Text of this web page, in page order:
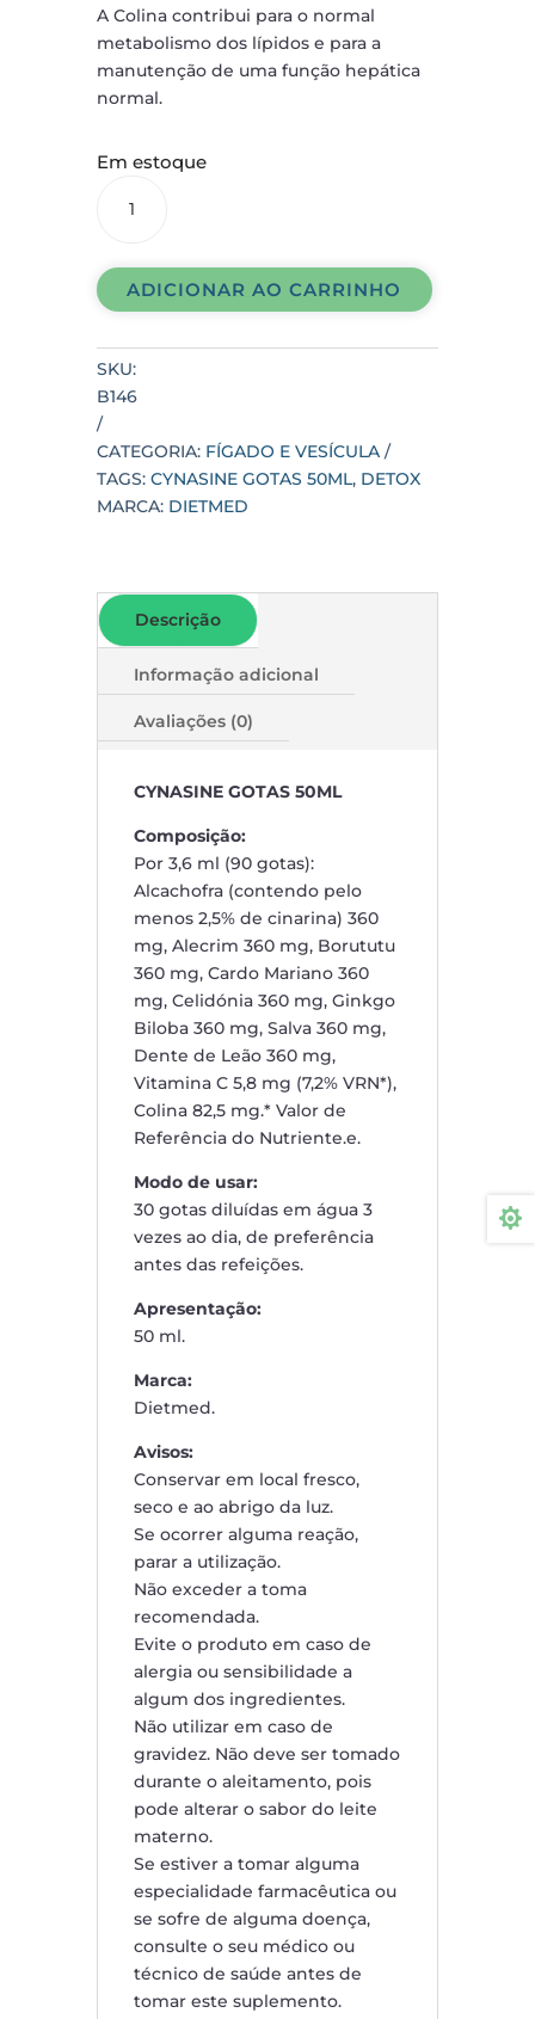
A Colina contribui para o normal
metabolismo dos lípidos e para a
manutenção de uma função hepática
normal.
Em estoque
GOTAS
quantidade
ADICIONAR AO CARRINHO
SKU:
B146
CATEGORIA: FÍGADO E VESÍCULA
TAGS: CYNASINE GOTAS 50ML, DETOX
MARCA: DIETMED
Descrição
Informação adicional
Avaliações (0)
CYNASINE GOTAS 50ML
Composição:
Por 3,6 ml (90 gotas):
Alcachofra (contendo pelo
menos 2,5% de cinarina) 360
mg, Alecrim 360 mg, Borututu
360 mg, Cardo Mariano 360
mg, Celidónia 360 mg, Ginkgo
Biloba 360 mg, Salva 360 mg,
Dente de Leão 360 mg,
Vitamina C 5,8 mg (7,2% VRN*),
Colina 82,5 mg.* Valor de
Referência do Nutriente.e.
Modo de usar:
30 gotas diluídas em água 3
vezes ao dia, de preferência
antes das refeições.
Apresentação:
50 ml.
Marca:
Dietmed.
Avisos:
Conservar em local fresco,
seco e ao abrigo da luz.
Se ocorrer alguma reação,
parar a utilização.
Não exceder a toma
recomendada.
Evite o produto em caso de
alergia ou sensibilidade a
algum dos ingredientes.
Não utilizar em caso de
gravidez. Não deve ser tomado
durante o aleitamento, pois
pode alterar o sabor do leite
materno.
Se estiver a tomar alguma
especialidade farmacêutica ou
se sofre de alguma doença,
consulte o seu médico ou
técnico de saúde antes de
tomar este suplemento.
